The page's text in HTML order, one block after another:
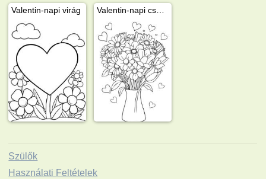
Valentin-napi virág
Szülők
Használati Feltételek